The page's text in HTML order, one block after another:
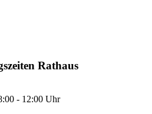
Rathaus
- 12:00 Uhr